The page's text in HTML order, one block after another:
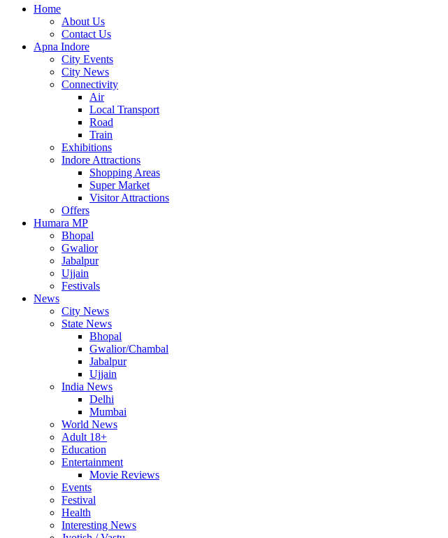
Home
About Us
Contact Us
Apna Indore
City Events
City News
Connectivity
Air
Local Transport
Road
Train
Exhibitions
Indore Attractions
Shopping Areas
Super Market
Visitor Attractions
Offers
Humara MP
Bhopal
Gwalior
Jabalpur
Ujjain
Festivals
News
City News
State News
Bhopal
Gwalior/Chambal
Jabalpur
Ujjain
India News
Delhi
Mumbai
World News
Adult 18+
Education
Entertainment
Movie Reviews
Events
Festival
Health
Interesting News